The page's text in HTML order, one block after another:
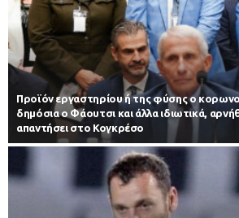
Προϊόν εργαστηρίου ή της φύσης ο
δημόσια ο Φάουτσι και άλλα ιδιωτικά,
απαντήσει στο Κογκρέσο